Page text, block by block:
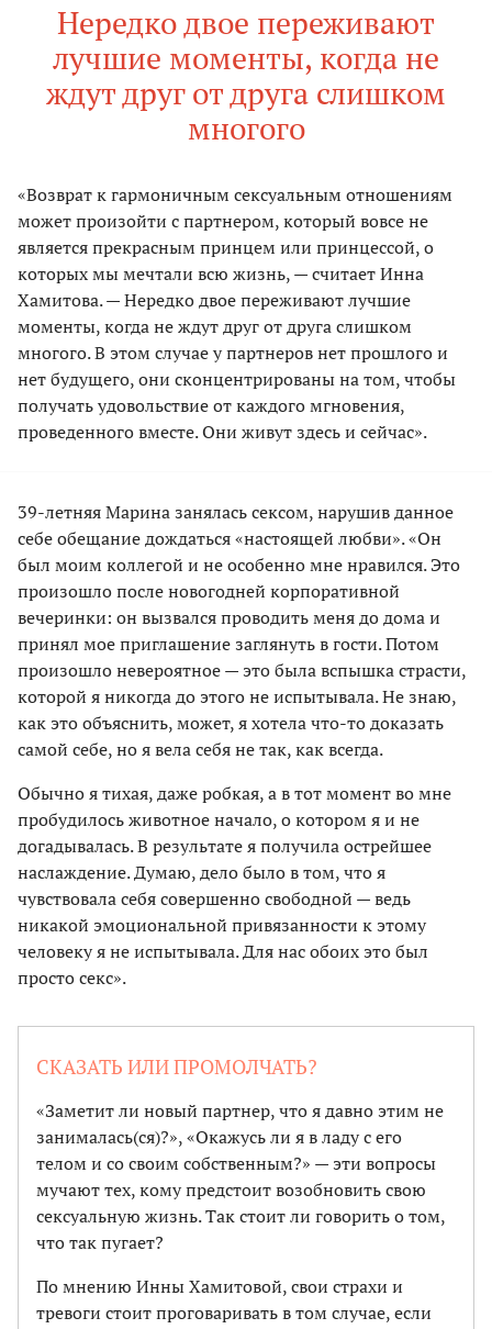
Нередко двое переживают
лучшие моменты, когда не
ждут друг от друга слишком
многого
«Возврат к гармоничным сексуальным отношениям
может произойти с партнером, который вовсе не
является прекрасным принцем или принцессой, о
которых мы мечтали всю жизнь, — считает Инна
Хамитова. — Нередко двое переживают лучшие
моменты, когда не ждут друг от друга слишком
многого. В этом случае у партнеров нет прошлого и
нет будущего, они сконцентрированы на том, чтобы
получать удовольствие от каждого мгновения,
проведенного вместе. Они живут здесь и сейчас».
39-летняя Марина занялась сексом, нарушив данное
себе обещание дождаться «настоящей любви». «Он
был моим коллегой и не особенно мне нравился. Это
произошло после новогодней корпоративной
вечеринки: он вызвался проводить меня до дома и
принял мое приглашение заглянуть в гости. Потом
произошло невероятное — это была вспышка страсти,
которой я никогда до этого не испытывала. Не знаю,
как это объяснить, может, я хотела что-то доказать
самой себе, но я вела себя не так, как всегда.
Обычно я тихая, даже робкая, а в тот момент во мне
пробудилось животное начало, о котором я и не
догадывалась. В результате я получила острейшее
наслаждение. Думаю, дело было в том, что я
чувствовала себя совершенно свободной — ведь
никакой эмоциональной привязанности к этому
человеку я не испытывала. Для нас обоих это был
просто секс».
СКАЗАТЬ ИЛИ ПРОМОЛЧАТЬ?
«Заметит ли новый партнер, что я давно этим не
занималась(ся)?», «Окажусь ли я в ладу с его
телом и со своим собственным?» — эти вопросы
мучают тех, кому предстоит возобновить свою
сексуальную жизнь. Так стоит ли говорить о том,
что так пугает?
По мнению Инны Хамитовой, свои страхи и
тревоги стоит проговаривать в том случае, если